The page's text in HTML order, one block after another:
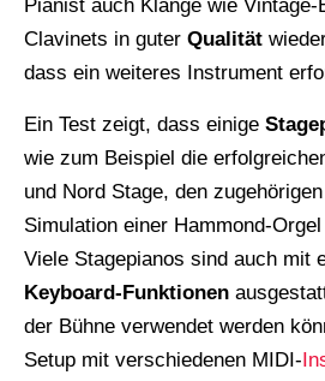
Pianist auch Klänge wie Vintage-
Clavinets in guter Qualität
dass ein weiteres Instrument
Ein Test zeigt, dass einige
wie zum Beispiel die
und Nord Stage, den
Simulation einer Hammond-
Viele Stagepianos sind auch mit
Keyboard-Funktionen
der Bühne verwendet werden
Setup mit verschiedenen MIDI-